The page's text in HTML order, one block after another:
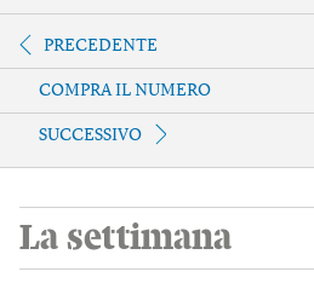
PRECEDENTE
COMPRA IL NUMERO
SUCCESSIVO
La settimana